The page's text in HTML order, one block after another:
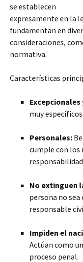
se establecen
expresamente en la
fundamentan en
consideraciones,
normativa.
Características
muy
Personales:
cumple con los
No extinguen
persona no
responsable
Impiden el
Actúan como
proceso penal.